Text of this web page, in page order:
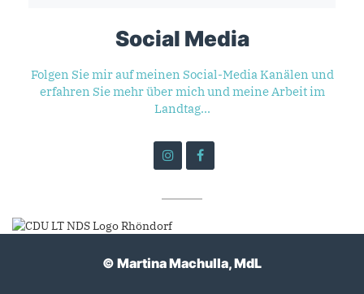
Social Media
Folgen Sie mir auf meinen Social-Media Kanälen und
erfahren Sie mehr über mich und meine Arbeit im
Landtag...
© Martina Machulla, MdL